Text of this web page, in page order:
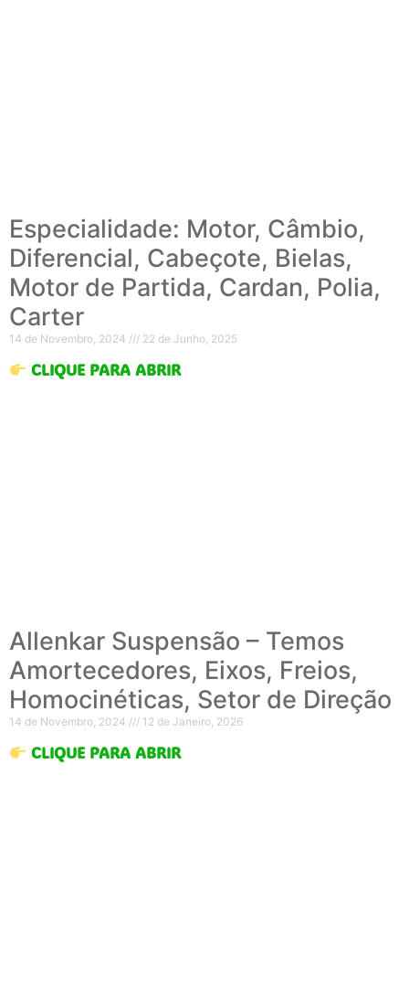
Especialidade: Motor, Câmbio,
Diferencial, Cabeçote, Bielas,
Motor de Partida, Cardan, Polia,
Carter
14 de Novembro, 2024 22 de Junho, 2025
CLIQUE PARA ABRIR
Allenkar Suspensão – Temos
Amortecedores, Eixos, Freios,
Homocinéticas, Setor de Direção
14 de Novembro, 2024 12 de Janeiro, 2026
CLIQUE PARA ABRIR